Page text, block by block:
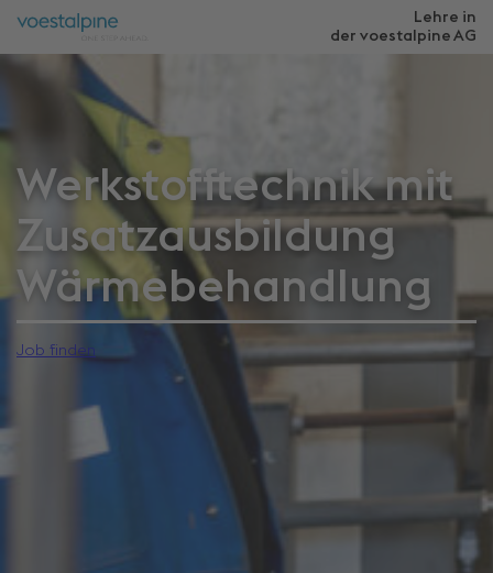
Lehre in
der voestalpine AG
Werkstofftechnik mit
Zusatzausbildung
Wärmebehandlung
Job finden
> Werkstofftechnik